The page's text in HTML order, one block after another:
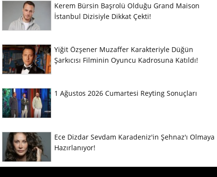
Kerem Bürsin Başrolü Olduğu Grand Maison
İstanbul Dizisiyle Dikkat Çekti!
Yiğit Özşener Muzaffer Karakteriyle Düğün
Şarkıcısı Filminin Oyuncu Kadrosuna Katıldı!
1 Ağustos 2026 Cumartesi Reyting Sonuçları
Ece Dizdar Sevdam Karadeniz'in Şehnaz'ı Olmaya
Hazırlanıyor!